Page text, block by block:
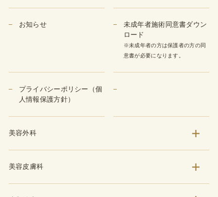
お知らせ
未成年者施術同意書ダウン
ロード
※未成年者の方は保護者の方の同
意書が必要になります。
プライバシーポリシー（個
人情報保護方針）
美容外科
美容皮膚科